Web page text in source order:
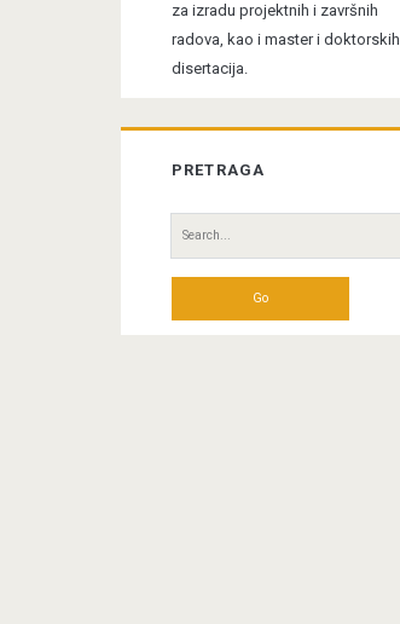
za izradu projektnih i završnih
radova, kao i master i doktorskih
disertacija.
PRETRAGA
Search
for: